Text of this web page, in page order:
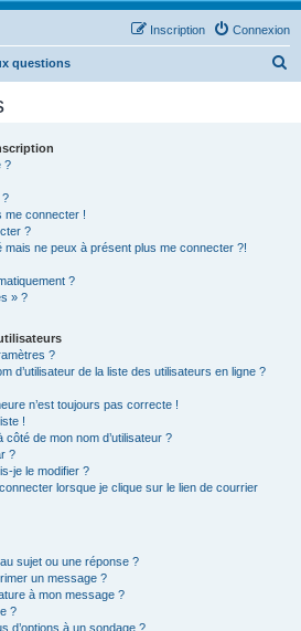
Connexion
Inscription
questions
?
?
me connecter !
?
mais ne peux à présent plus me connecter ?!
?
» ?
?
d’utilisateur de la liste des utilisateurs en ligne ?
n’est toujours pas correcte !
!
de mon nom d’utilisateur ?
?
je le modifier ?
lorsque je clique sur le lien de courrier
sujet ou une réponse ?
un message ?
à mon message ?
?
d’options à un sondage ?